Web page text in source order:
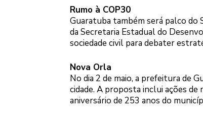
Rumo à COP30
Guaratuba também será palco do
da Secretaria Estadual do
sociedade civil para debater
Nova Orla
No dia 2 de maio, a prefeitura de
cidade. A proposta inclui ações
aniversário de 253 anos do